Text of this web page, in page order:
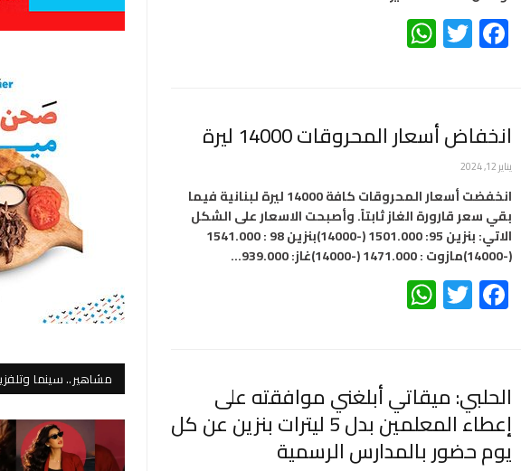
Facebook
Twitter
انخفاض أسعار المحروقات 14000 ليرة
يناير 12, 2024
انخفضت أسعار المحروقات كافة 14000 ليرة لبنانية فيما
بقي سعر قارورة الغاز ثابتاً. وأصبحت الاسعار على الشكل
الاتي: بنزين 95: 1501.000 (-14000)بنزين 98 : 1541.000
(-14000)مازوت : 1471.000 (-14000)غاز: 939.000…
Facebook
Twitter
الحلبي: ميقاتي أبلغني موافقته على
إعطاء المعلمين بدل 5 ليترات بنزين عن كل
يوم حضور بالمدارس الرسمية
مشاهير.. سينما